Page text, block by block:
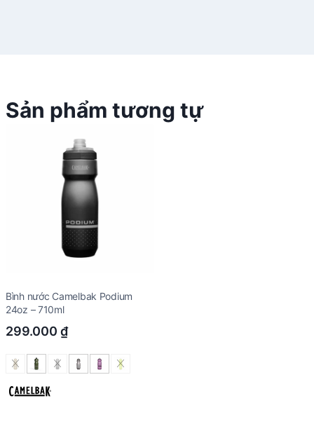
Sản phẩm tương tự
Bình nước Camelbak Podium
24oz – 710ml
299.000 ₫